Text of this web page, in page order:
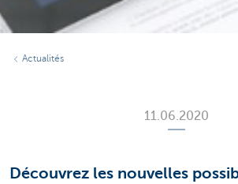
Actualités
11.06.2020
Découvrez les nouvelles